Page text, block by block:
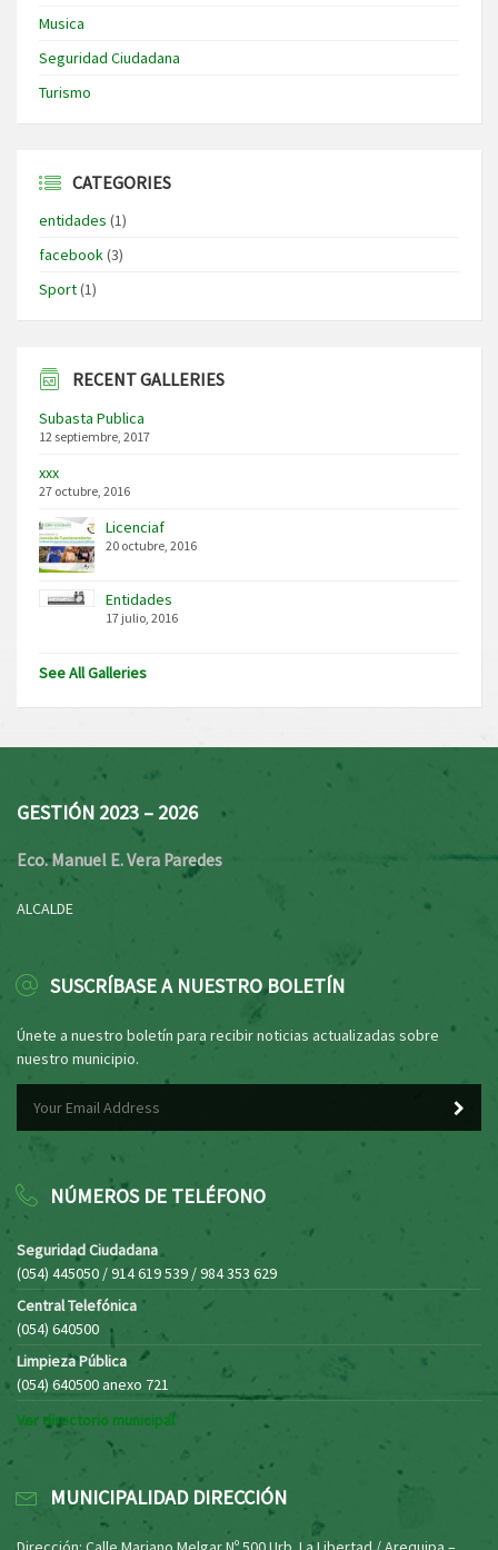
Musica
Seguridad Ciudadana
Turismo
CATEGORIES
entidades (1)
facebook(3)
Sport(1)
RECENT GALLERIES
Subasta Publica
12 septiembre, 2017
xxx
27 octubre, 2016
Licenciaf
20 octubre, 2016
Entidades
17 julio, 2016
See All Galleries
GESTIÓN 2023 – 2026
Eco. Manuel E. Vera Paredes
ALCALDE
SUSCRÍBASE A NUESTRO BOLETÍN
Únete a nuestro boletín para recibir noticias actualizadas sobre
nuestro municipio.
NÚMEROS DE TELÉFONO
Seguridad Ciudadana
(054) 445050 / 914 619 539 / 984 353 629
Central Telefónica
(054) 640500
Limpieza Pública
(054) 640500 anexo 721
Ver directorio municipal
MUNICIPALIDAD DIRECCIÓN